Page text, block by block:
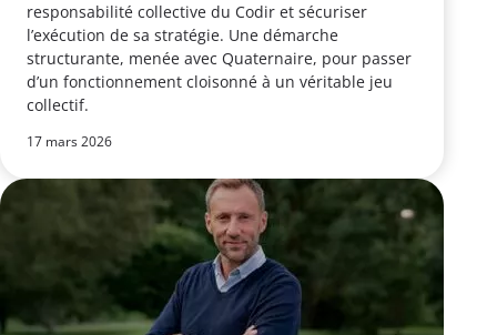
responsabilité collective du Codir et sécuriser
l’exécution de sa stratégie. Une démarche
structurante, menée avec Quaternaire, pour passer
d’un fonctionnement cloisonné à un véritable jeu
collectif.
17 mars 2026